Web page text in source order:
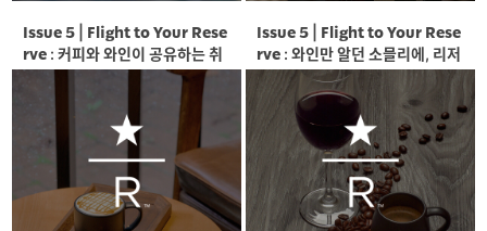
Issue 5 | Flight to Your Rese
rve : 커피와 와인이 공유하는 취
향과 이야기
Issue 5 | Flight to Your Rese
rve : 와인만 알던 소믈리에, 리저
브 커피의 세계에 눈뜨다.